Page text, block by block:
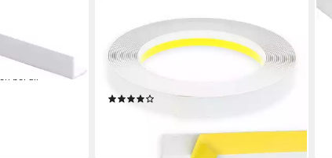
90 x 3 x 3
bei dir
Fensterleiste PVC-Flachleiste, 50mm
ohne Lippe, Zierleisten zur Montage,
selbstklebend, Kunststoff, Farbe:
lieferbar - in 2-3 Werktagen bei dir